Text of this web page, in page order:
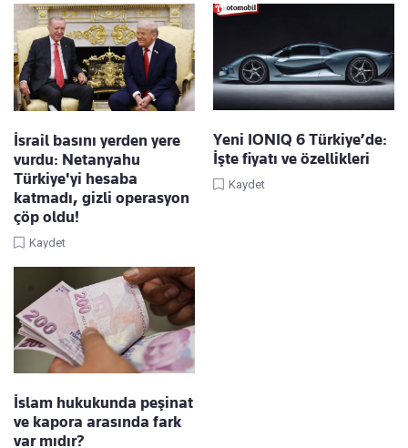
İsrail basını yerden yere
vurdu: Netanyahu
Türkiye'yi hesaba
katmadı, gizli operasyon
çöp oldu!
Kaydet
Yeni IONIQ 6 Türkiye’de:
İşte fiyatı ve özellikleri
Kaydet
İslam hukukunda peşinat
ve kapora arasında fark
var mıdır?